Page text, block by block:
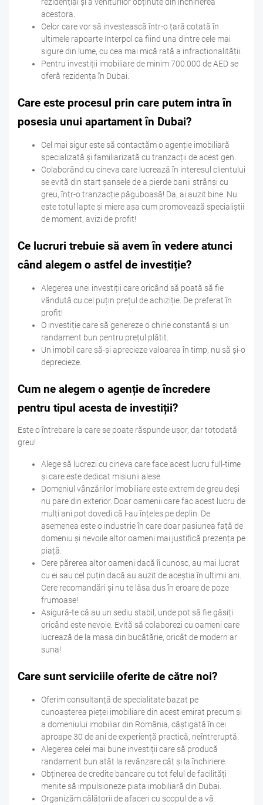
rezidențial și a veniturilor obținute din închirierea
acestora.
Celor care vor să investească într-o țară cotată în
ultimele rapoarte Interpol ca fiind una dintre cele mai
sigure din lume, cu cea mai mică rată a infracționalității.
Pentru investiții imobiliare de minim 700.000 de AED se
oferă rezidența în Dubai.
Care este procesul prin care putem intra în
posesia unui apartament în Dubai?
Cel mai sigur este să contactăm o agenție imobiliară
specializată și familiarizată cu tranzacții de acest gen.
Colaborând cu cineva care lucrează în interesul clientului
se evită din start șansele de a pierde banii strânși cu
greu, într-o tranzacție păguboasă! Da, ai auzit bine. Nu
este totul lapte și miere așa cum promovează specialiștii
de moment, avizi de profit!
Ce lucruri trebuie să avem în vedere atunci
când alegem o astfel de investiție?
Alegerea unei investiții care oricând să poată să fie
vândută cu cel puțin prețul de achiziție. De preferat în
profit!
O investiție care să genereze o chirie constantă și un
randament bun pentru prețul plătit.
Un imobil care să-și aprecieze valoarea în timp, nu să și-o
deprecieze.
Cum ne alegem o agenție de încredere
pentru tipul acesta de investiții?
Este o întrebare la care se poate răspunde ușor, dar totodată
greu!
Alege să lucrezi cu cineva care face acest lucru full-time
și care este dedicat misiunii alese.
Domeniul vânzărilor imobiliare este extrem de greu deși
nu pare din exterior. Doar oamenii care fac acest lucru de
mulți ani pot dovedi că l-au înțeles pe deplin. De
asemenea este o industrie în care doar pasiunea față de
domeniu și nevoile altor oameni mai justifică prezența pe
piață.
Cere părerea altor oameni dacă îi cunosc, au mai lucrat
cu ei sau cel puțin dacă au auzit de aceștia în ultimii ani.
Cere recomandări și nu te lăsa dus în eroare de poze
frumoase!
Asigură-te că au un sediu stabil, unde pot să fie găsiți
oricând este nevoie. Evită să colaborezi cu oameni care
lucrează de la masa din bucătărie, oricât de modern ar
suna!
Care sunt serviciile oferite de către noi?
Oferim consultanță de specialitate bazat pe
cunoașterea pieței imobiliare din acest emirat precum și
a domeniului imobiliar din România, câștigată în cei
aproape 30 de ani de experiență practică, neîntreruptă.
Alegerea celei mai bune investiții care să producă
randament bun atât la revânzare cât și la închiriere.
Obținerea de credite bancare cu tot felul de facilități
menite să impulsioneze piața imobiliară din Dubai.
Organizăm călătorii de afaceri cu scopul de a vă